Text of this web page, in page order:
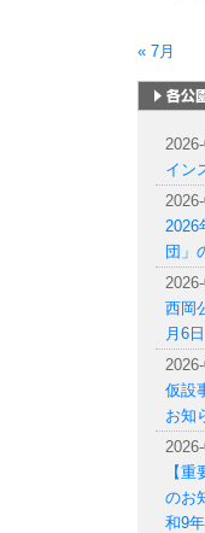
« 7月
イン
2026
団」
西岡
月6日
仮設
お知
【
のお
和9